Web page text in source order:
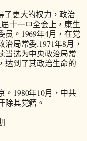
更大的权力，政治
十一中全会上，康生
员。1969年4月，在党
局常委.1971年8月，
当选为中央政治局常
达到了其政治生命的
1980年10月，中共
除其党籍。